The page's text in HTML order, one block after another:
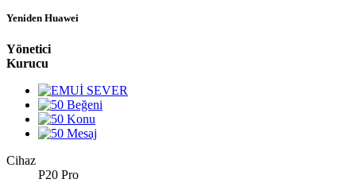
Yeniden Huawei
Yönetici
Kurucu
Cihaz
P20 Pro